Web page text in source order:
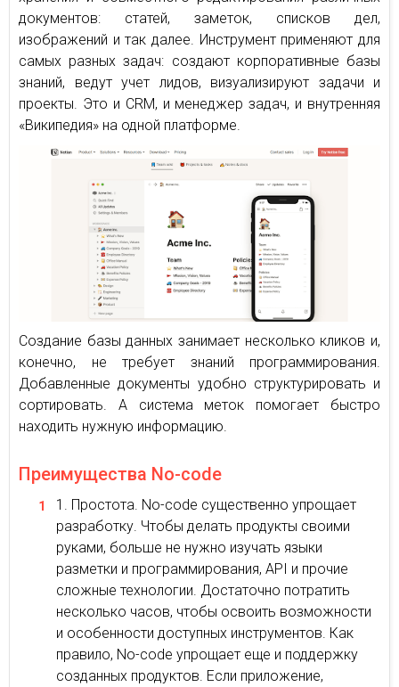
документов: статей, заметок, списков дел,
изображений и так далее. Инструмент применяют для
самых разных задач: создают корпоративные базы
знаний, ведут учет лидов, визуализируют задачи и
проекты. Это и CRM, и менеджер задач, и внутренняя
«Википедия» на одной платформе.
Создание базы данных занимает несколько кликов и,
конечно, не требует знаний программирования.
Добавленные документы удобно структурировать и
сортировать. А система меток помогает быстро
находить нужную информацию.
Преимущества No-code
Простота. No-code существенно упрощает
разработку. Чтобы делать продукты своими
руками, больше не нужно изучать языки
разметки и программирования, API и прочие
сложные технологии. Достаточно потратить
несколько часов, чтобы освоить возможности
и особенности доступных инструментов. Как
правило, No-code упрощает еще и поддержку
созданных продуктов. Если приложение,